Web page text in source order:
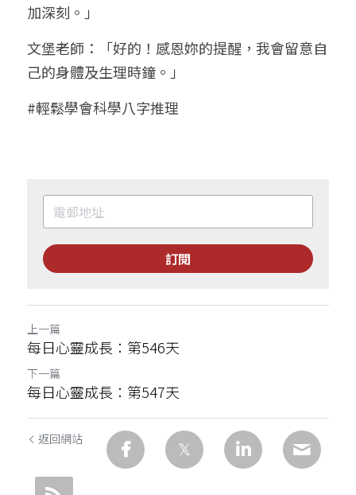
加深刻。」
文堡老師：「好的！感恩妳的提醒，我會留意自
己的身體及生理時鐘。」
#輕鬆學會科學八字推理
訂閱
上一篇
每日心靈成長：第546天
下一篇
每日心靈成長：第547天
返回網站